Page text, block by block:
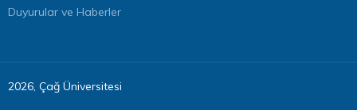
Duyurular ve Haberler
2026, Çağ Üniversitesi